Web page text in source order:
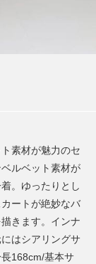
素材が魅力のセ
ルベット素材が
。ゆったりとし
ートが絶妙なバ
きます。インナ
はシアリングサ
168cm/基本サ